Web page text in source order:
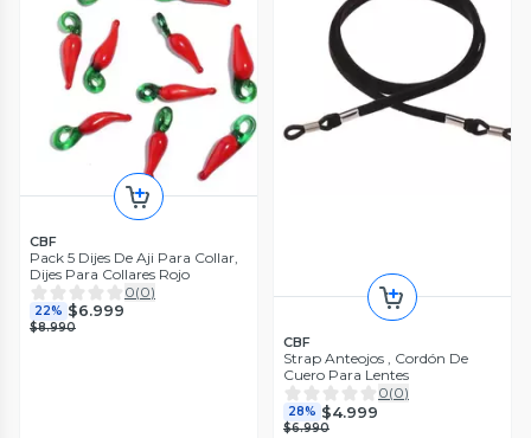
CBF
Pack 5 Dijes De Aji Para Collar,
Dijes Para Collares Rojo
0(0)
22% $6.999
$8.990
CBF
Strap Anteojos , Cordón De
Cuero Para Lentes
0(0)
28% $4.999
$6.990